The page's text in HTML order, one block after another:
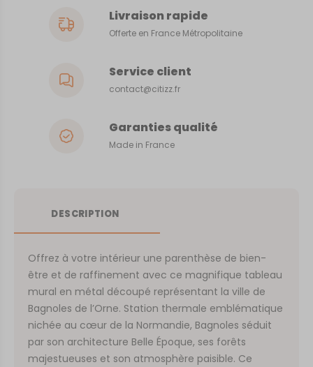
Livraison rapide
Offerte en France Métropolitaine
Service client
contact@citizz.fr
Garanties qualité
Made in France
DESCRIPTION
Offrez à votre intérieur une parenthèse de bien-
être et de raffinement avec ce magnifique tableau
mural en métal découpé représentant la ville de
Bagnoles de l’Orne. Station thermale emblématique
nichée au cœur de la Normandie, Bagnoles séduit
par son architecture Belle Époque, ses forêts
majestueuses et son atmosphère paisible. Ce